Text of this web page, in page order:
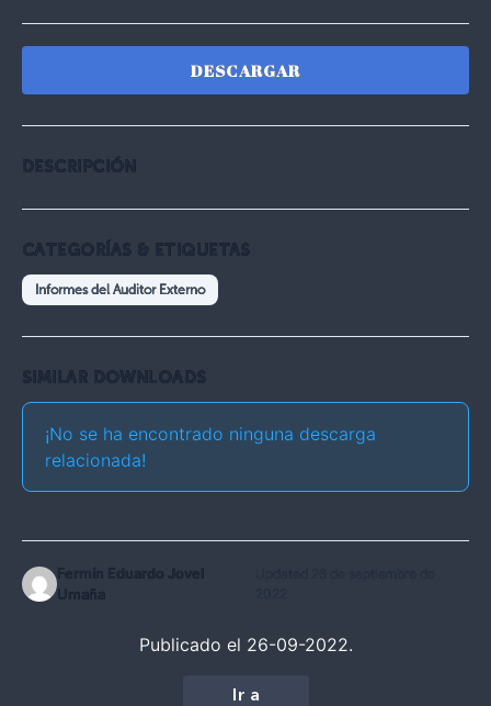
DESCARGAR
DESCRIPCIÓN
CATEGORÍAS & ETIQUETAS
Informes del Auditor Externo
SIMILAR DOWNLOADS
¡No se ha encontrado ninguna descarga
relacionada!
Fermín Eduardo Jovel
Umaña
Publicado el 26-09-2022.
Ir a